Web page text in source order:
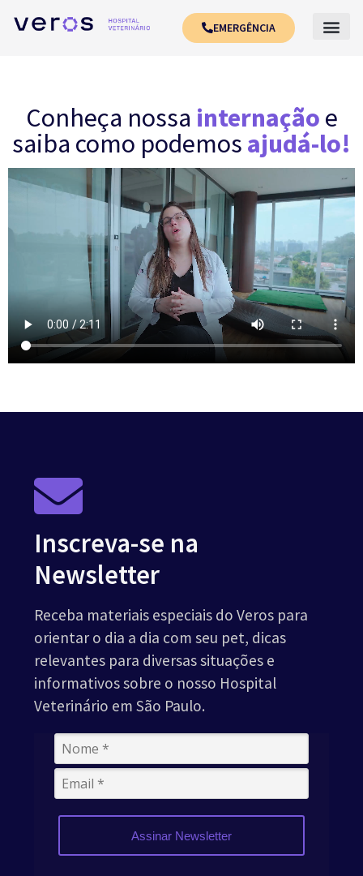
EMERGÊNCIA
Conheça nossa internação e
saiba como podemos ajudá-lo!
Inscreva-se na
Newsletter
Receba materiais especiais do Veros para
orientar o dia a dia com seu pet, dicas
relevantes para diversas situações e
informativos sobre o nosso Hospital
Veterinário em São Paulo.
Assinar Newsletter